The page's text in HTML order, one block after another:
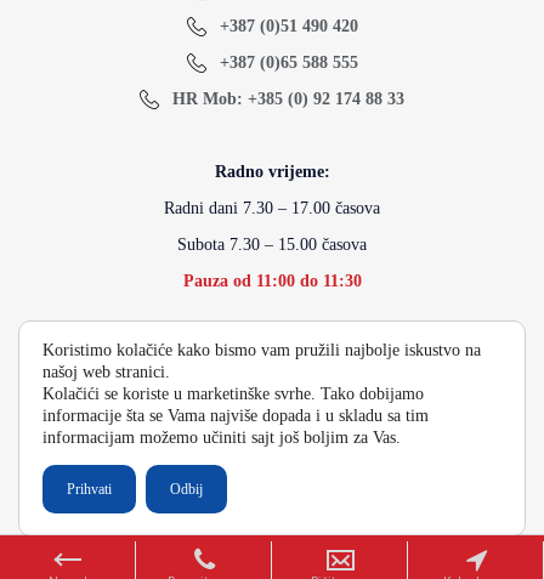
+387 (0)51 490 420
+387 (0)65 588 555
HR Mob: +385 (0) 92 174 88 33
Radno vrijeme:
Radni dani 7.30 – 17.00 časova
Subota 7.30 – 15.00 časova
Pauza od 11:00 do 11:30
info@energydoo.com
2026 Copyright Energy Auto Gume
Koristimo kolačiće kako bismo vam pružili najbolje iskustvo na
našoj web stranici.
Kolačići se koriste u marketinške svrhe. Tako dobijamo
informacije šta se Vama najviše dopada i u skladu sa tim
informacijam možemo učiniti sajt još boljim za Vas.
Prihvati Odbij